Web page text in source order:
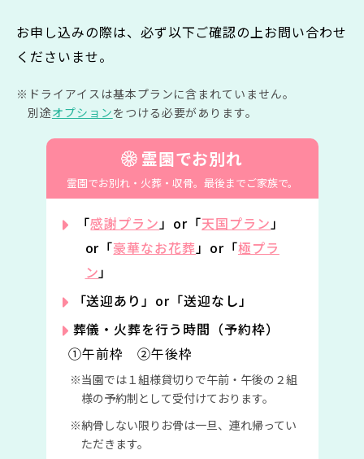
お申し込みの際は、必ず以下ご確認の上お問い合わせ
くださいませ。
ドライアイスは基本プランに含まれていません。
別途オプションをつける必要があります。
霊園でお別れ
霊園でお別れ・火葬・収骨。 最後までご家族で。
「感謝プラン」or「天国プラン」
or「豪華なお花葬」or「極プラ
ン」
「送迎あり」or「送迎なし」
葬儀・火葬を行う時間（予約枠）
①午前枠 ②午後枠
当園では１組様貸切りで午前・午後の２組
様の予約制として受付けております。
納骨しない限りお骨は一旦、連れ帰ってい
ただきます。